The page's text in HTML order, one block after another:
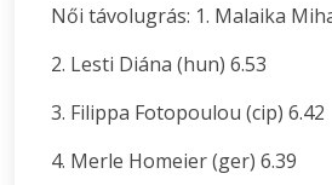
Női távolugrás: 1. Malaika
2. Lesti Diána (hun) 6.53
3. Filippa Fotopoulou (cip) 6.42
4. Merle Homeier (ger) 6.39